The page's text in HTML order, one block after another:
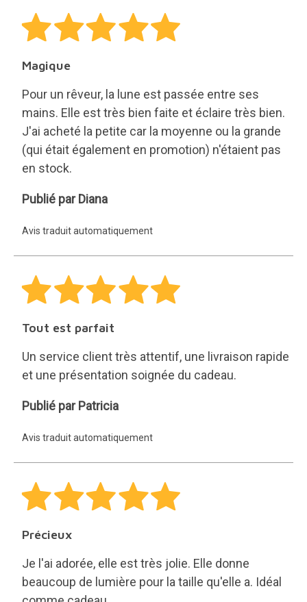
Magique
Pour un rêveur, la lune est passée entre ses
mains. Elle est très bien faite et éclaire très bien.
J'ai acheté la petite car la moyenne ou la grande
(qui était également en promotion) n'étaient pas
en stock.
Diana
Publié par Diana
Avis traduit automatiquement
Tout est parfait
Un service client très attentif, une livraison rapide
et une présentation soignée du cadeau.
Patricia
Publié par Patricia
Avis traduit automatiquement
Précieux
Je l'ai adorée, elle est très jolie. Elle donne
beaucoup de lumière pour la taille qu'elle a. Idéal